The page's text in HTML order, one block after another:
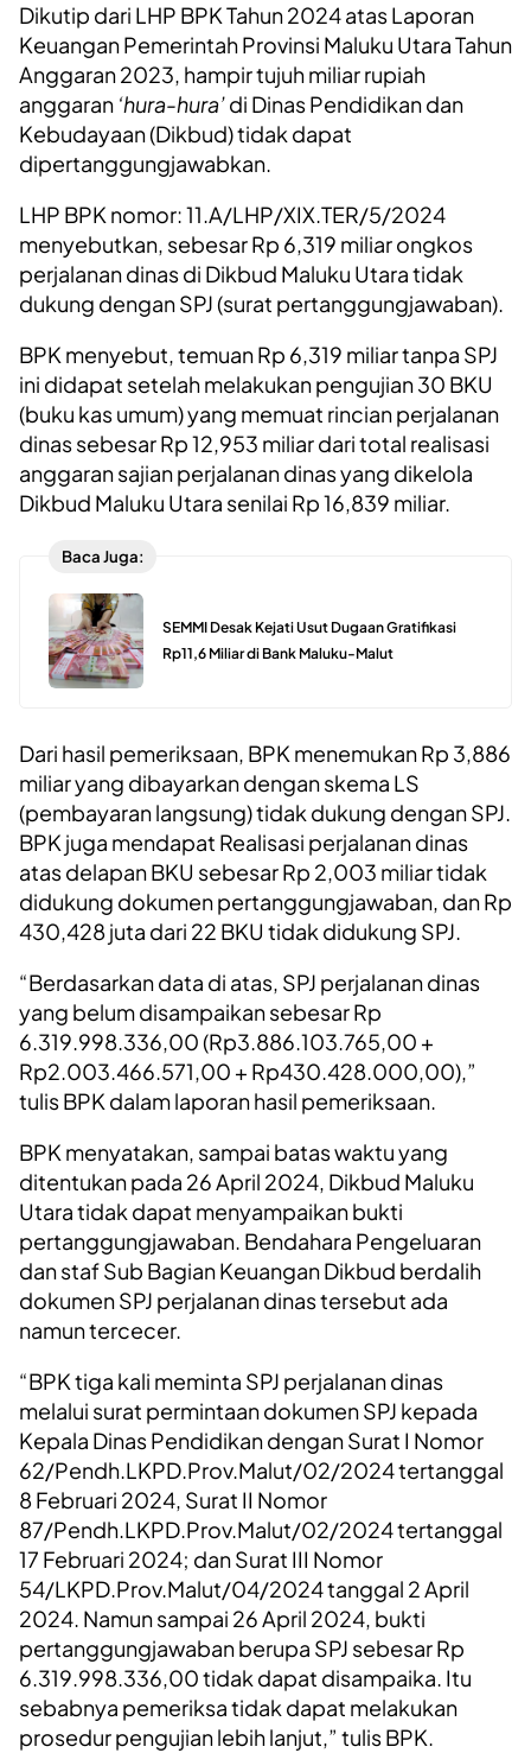
Dikutip dari LHP BPK Tahun 2024 atas Laporan
Keuangan Pemerintah Provinsi Maluku Utara Tahun
Anggaran 2023, hampir tujuh miliar rupiah
anggaran ‘hura-hura’di Dinas Pendidikan dan
Kebudayaan (Dikbud) tidak dapat
dipertanggungjawabkan.
LHP BPK nomor: 11.A/LHP/XIX.TER/5/2024
menyebutkan, sebesar Rp 6,319 miliar ongkos
perjalanan dinas di Dikbud Maluku Utara tidak
dukung dengan SPJ (surat pertanggungjawaban).
BPK menyebut, temuan Rp 6,319 miliar tanpa SPJ
ini didapat setelah melakukan pengujian 30 BKU
(buku kas umum) yang memuat rincian perjalanan
dinas sebesar Rp 12,953 miliar dari total realisasi
anggaran sajian perjalanan dinas yang dikelola
Dikbud Maluku Utara senilai Rp 16,839 miliar.
Baca Juga:
SEMMI Desak Kejati Usut Dugaan Gratifikasi
Rp11,6 Miliar di Bank Maluku-Malut
Dari hasil pemeriksaan, BPK menemukan Rp 3,886
miliar yang dibayarkan dengan skema LS
(pembayaran langsung) tidak dukung dengan SPJ.
BPK juga mendapat Realisasi perjalanan dinas
atas delapan BKU sebesar Rp 2,003 miliar tidak
didukung dokumen pertanggungjawaban, dan Rp
430,428 juta dari 22 BKU tidak didukung SPJ.
“Berdasarkan data di atas, SPJ perjalanan dinas
yang belum disampaikan sebesar Rp
6.319.998.336,00 (Rp3.886.103.765,00 +
Rp2.003.466.571,00 + Rp430.428.000,00),”
tulis BPK dalam laporan hasil pemeriksaan.
BPK menyatakan, sampai batas waktu yang
ditentukan pada 26 April 2024, Dikbud Maluku
Utara tidak dapat menyampaikan bukti
pertanggungjawaban. Bendahara Pengeluaran
dan staf Sub Bagian Keuangan Dikbud berdalih
dokumen SPJ perjalanan dinas tersebut ada
namun tercecer.
“BPK tiga kali meminta SPJ perjalanan dinas
melalui surat permintaan dokumen SPJ kepada
Kepala Dinas Pendidikan dengan Surat I Nomor
62/Pendh.LKPD.Prov.Malut/02/2024 tertanggal
8 Februari 2024, Surat II Nomor
87/Pendh.LKPD.Prov.Malut/02/2024 tertanggal
17 Februari 2024; dan Surat III Nomor
54/LKPD.Prov.Malut/04/2024 tanggal 2 April
2024. Namun sampai 26 April 2024, bukti
pertanggungjawaban berupa SPJ sebesar Rp
6.319.998.336,00 tidak dapat disampaika. Itu
sebabnya pemeriksa tidak dapat melakukan
prosedur pengujian lebih lanjut,” tulis BPK.